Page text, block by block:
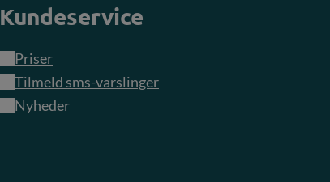
Kundeservice
Priser
Tilmeld sms-varslinger
Nyheder